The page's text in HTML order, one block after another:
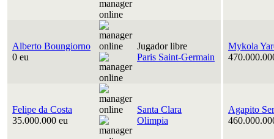
Alberto Boungiorno
0 eu
Jugador libre
Paris Saint-Germain
Mykola
Felipe da Costa
35.000.000 eu
Santa Clara
Olimpia
Agapito